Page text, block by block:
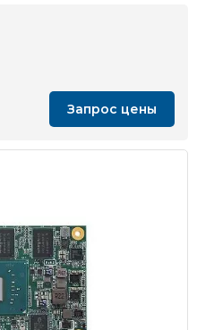
Запрос цены